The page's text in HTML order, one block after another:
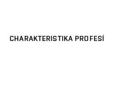
CHARAKTERISTIKA PROFESÍ